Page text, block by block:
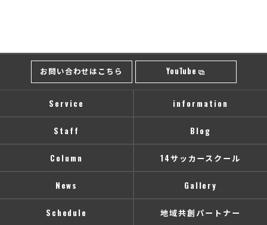
お問い合わせはこちら YouTube
Service information
Staff Blog
Column 14サッカースクール
News Gallery
Schedule 地域共創パートナー